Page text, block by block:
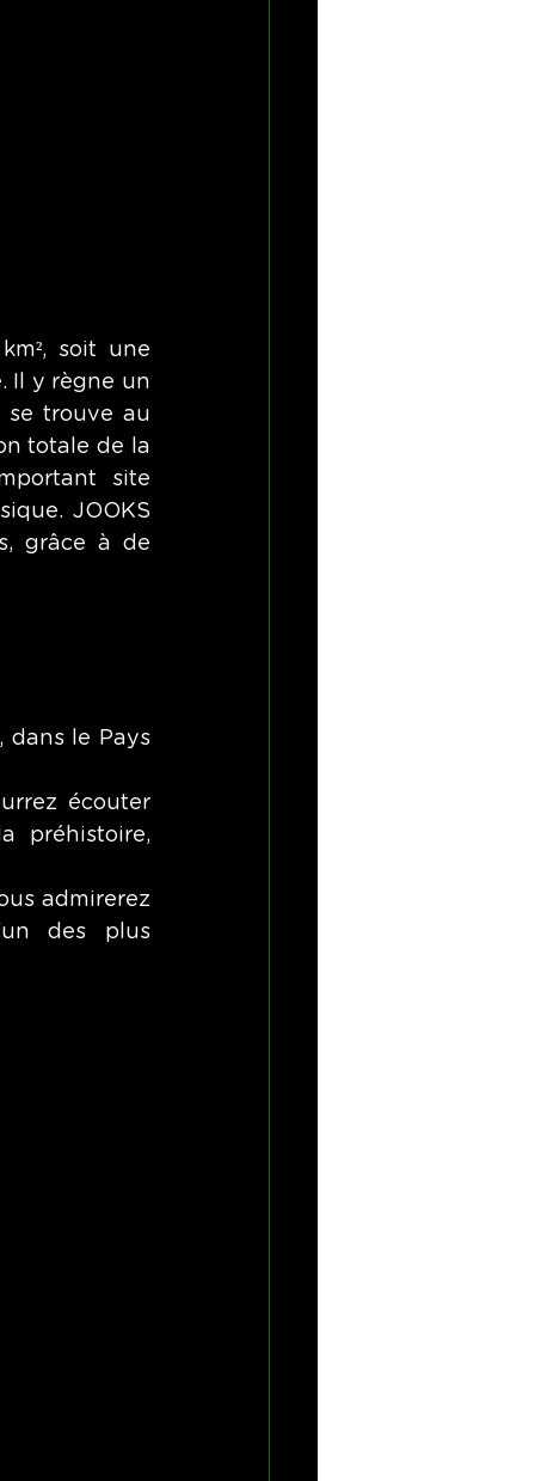
soit une
Il y règne un
se trouve au
totale de la
site
JOOKS
grâce à de
, dans le Pays
écouter
préhistoire,
admirerez
des plus